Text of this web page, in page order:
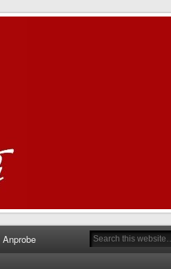
Anprobe